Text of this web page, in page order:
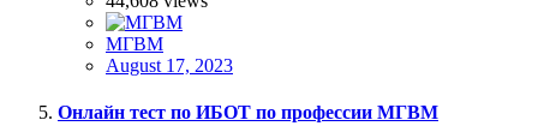
МГВМ
August 17, 2023
Онлайн тест по ИБОТ по профессии МГВМ